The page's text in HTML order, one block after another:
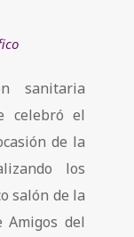
sanitaria
celebró el
de la
los
salón de la
Amigos del